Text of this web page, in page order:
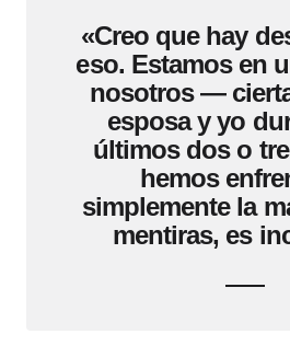
«Creo que hay
eso. Estamos en
nosotros —
esposa y yo
últimos dos o
hemos
simplemente la
mentiras, es